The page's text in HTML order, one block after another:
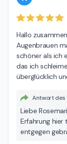
Hallo
Augenbrauen
schöner als ich
das ich
überglücklich
Antwort des
Liebe
Erfahrung hier
entgegen